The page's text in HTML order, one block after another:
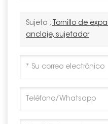
Sujeto : Tornillo de
anclaje, sujetador